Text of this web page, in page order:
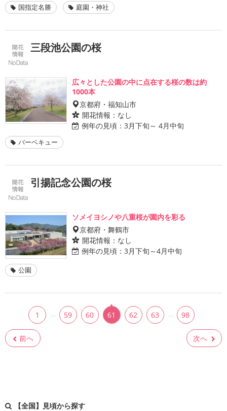
国指定名勝 庭園・神社
三段池公園の桜
広々とした公園の中に点在する桜の数は約
1000本
京都府・福知山市
開花情報： なし
例年の見頃： 3月下旬～ 4月中旬
バーベキュー
引揚記念公園の桜
ソメイヨシノや八重桜が園内を彩る
京都府・舞鶴市
開花情報： なし
例年の見頃： 3月下旬～4月中旬
公園
前へ
1 … 59 60 61 62 63 … 98
次へ
【全国】見頃から探す